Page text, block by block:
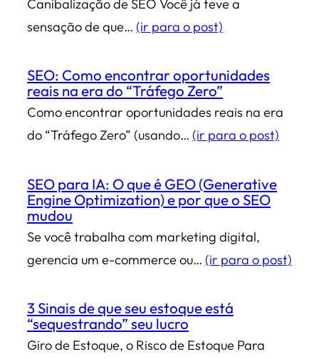
Canibalização de SEO Você já teve a
sensação de que… (ir para o post)
SEO: Como encontrar oportunidades
reais na era do “Tráfego Zero”
Como encontrar oportunidades reais na era
do “Tráfego Zero” (usando… (ir para o post)
SEO para IA: O que é GEO (Generative
Engine Optimization) e por que o SEO
mudou
Se você trabalha com marketing digital,
gerencia um e-commerce ou… (ir para o post)
3 Sinais de que seu estoque está
“sequestrando” seu lucro
Giro de Estoque, o Risco de Estoque Para